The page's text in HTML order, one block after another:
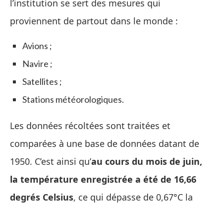
l’institution se sert des mesures qui
proviennent de partout dans le monde :
Avions ;
Navire ;
Satellites ;
Stations météorologiques.
Les données récoltées sont traitées et
comparées à une base de données datant de
1950. C’est ainsi qu’au cours du mois de juin,
la température enregistrée a été de 16,66
degrés Celsius, ce qui dépasse de 0,67°C la